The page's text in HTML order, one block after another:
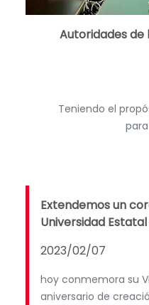
Autoridades de
Teniendo el
Extendemos un
Universidad
2023/02/07
hoy conmemora su
aniversario de